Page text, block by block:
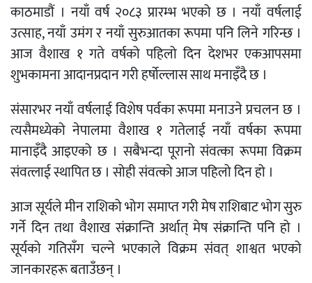
काठमाडौं । नयाँ वर्ष २०८३ प्रारम्भ भएको छ । नयाँ वर्षलाई
उत्साह, नयाँ उमंग र नयाँ सुरुआतका रूपमा पनि लिने गरिन्छ ।
आज वैशाख १ गते वर्षको पहिलो दिन देशभर एकआपसमा
शुभकामना आदानप्रदान गरी हर्षोल्लास साथ मनाइँदै छ ।
संसारभर नयाँ वर्षलाई विशेष पर्वका रूपमा मनाउने प्रचलन छ ।
त्यसैमध्येको नेपालमा वैशाख १ गतेलाई नयाँ वर्षका रूपमा
मानाइँदै आइएको छ । सबैभन्दा पूरानो संवत्का रूपमा विक्रम
संवत्लाई स्थापित छ । सोही संवत्को आज पहिलो दिन हो ।
आज सूर्यले मीन राशिको भोग समाप्त गरी मेष राशिबाट भोग सुरु
गर्ने दिन तथा वैशाख संक्रान्ति अर्थात् मेष संक्रान्ति पनि हो ।
सूर्यको गतिसँग चल्ने भएकाले विक्रम संवत् शाश्वत भएको
जानकारहरू बताउँछन् ।